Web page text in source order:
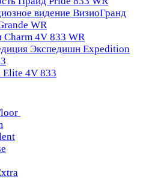
видение ВизиоГранд
WR
4V 833 WR
Экспедишн Expedition
Elite 4V 833